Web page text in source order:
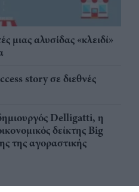
μιας αλυσίδας «κλειδί»
story σε διεθνές
Delligatti, η
δείκτης Big
της αγοραστικής